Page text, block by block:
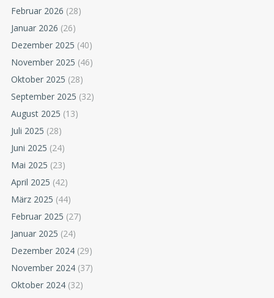
Februar 2026 (28)
Januar 2026 (26)
Dezember 2025 (40)
November 2025 (46)
Oktober 2025 (28)
September 2025 (32)
August 2025 (13)
Juli 2025 (28)
Juni 2025 (24)
Mai 2025 (23)
April 2025 (42)
März 2025 (44)
Februar 2025 (27)
Januar 2025 (24)
Dezember 2024 (29)
November 2024 (37)
Oktober 2024 (32)